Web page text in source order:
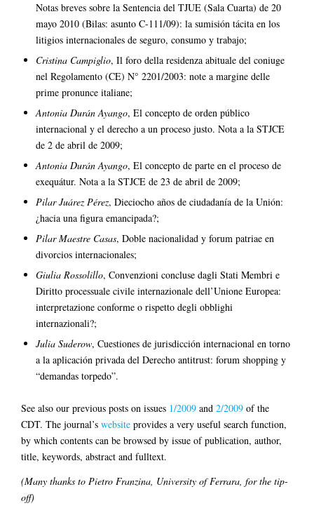
Notas breves sobre la Sentencia del TJUE (Sala Cuarta) de 20
mayo 2010 (Bilas: asunto C-111/09): la sumisión tácita en los
litigios internacionales de seguro, consumo y trabajo;
Cristina Campiglio, Il foro della residenza abituale del coniuge
nel Regolamento (CE) N° 2201/2003: note a margine delle
prime pronunce italiane;
Antonia Durán Ayango, El concepto de orden público
internacional y el derecho a un proceso justo. Nota a la STJCE
de 2 de abril de 2009;
Antonia Durán Ayango, El concepto de parte en el proceso de
exequátur. Nota a la STJCE de 23 de abril de 2009;
Pilar Juárez Pérez, Dieciocho años de ciudadanía de la Unión:
¿hacia una figura emancipada?;
Pilar Maestre Casas, Doble nacionalidad y forum patriae en
divorcios internacionales;
Giulia Rossolillo, Convenzioni concluse dagli Stati Membri e
Diritto processuale civile internazionale dell’Unione Europea:
interpretazione conforme o rispetto degli obblighi
internazionali?;
Julia Suderow, Cuestiones de jurisdicción internacional en torno
a la aplicación privada del Derecho antitrust: forum shopping y
“demandas torpedo”.
See also our previous posts on issues 1/2009 and 2/2009 of the
CDT. The journal’s website provides a very useful search function,
by which contents can be browsed by issue of publication, author,
title, keywords, abstract and fulltext.
(Many thanks to Pietro Franzina, University of Ferrara, for the tip-
off)